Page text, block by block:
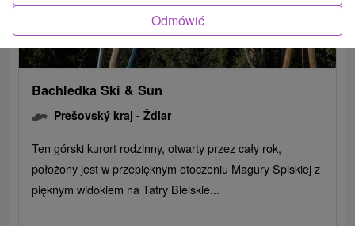
Bachledka Ski & Sun
Prešovský kraj -Ždiar
Ten górski kurort rodzinny, otwarty przez cały rok,
położony jest w przepięknym otoczeniu Magury Spiskiej z
pięknym widokiem na Tatry Bielskie...
Odmówić